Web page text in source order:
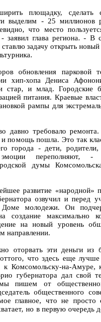
площадку, сделать
выделим - 25 миллионов
что место
заявил глава региона. - В
задачу открыть новый
обновления парковой
хип-хопа Дениса
стар, и млад. Городские
питания. Краевые
рампы для
давно требовало
помощь пошла. Это так
города - дети,
переполняют, -
думы
развитие «народной»
озвучил и перед
молодежи. Он
создание максимально
на новый уровень
направлении.
оторвать эти деньги из
что здесь еще
Комсомольску-на-Амуре,
губернатора дал свой
пишем от
общественного
главное, что не просто
но в первую очередь